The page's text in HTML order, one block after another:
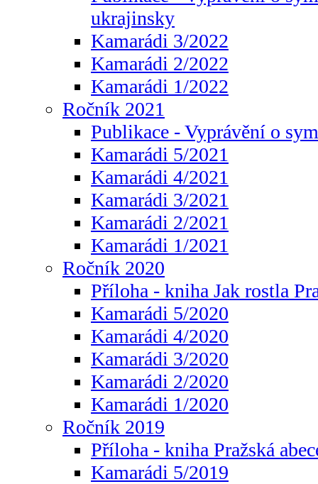
ukrajinsky
Kamarádi 3/2022
Kamarádi 2/2022
Kamarádi 1/2022
Ročník 2021
Publikace - Vyprávění o
Kamarádi 5/2021
Kamarádi 4/2021
Kamarádi 3/2021
Kamarádi 2/2021
Kamarádi 1/2021
Ročník 2020
Příloha - kniha Jak rostla
Kamarádi 5/2020
Kamarádi 4/2020
Kamarádi 3/2020
Kamarádi 2/2020
Kamarádi 1/2020
Ročník 2019
Příloha - kniha Pražská
Kamarádi 5/2019